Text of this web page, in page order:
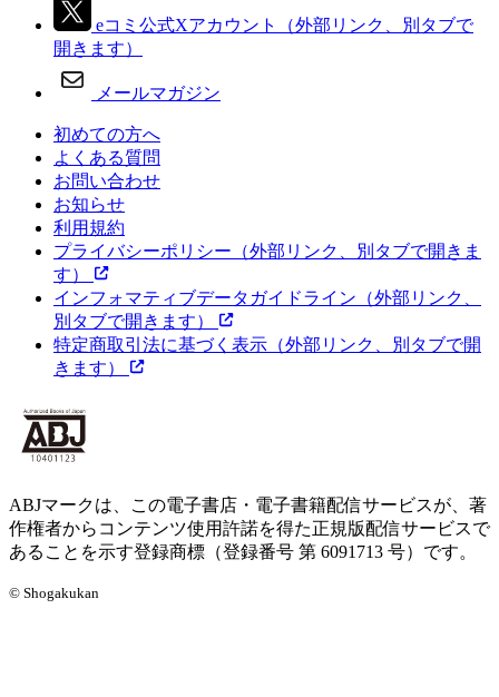
eコミ公式Xアカウント
（外部リンク、別タブで
開きます）
メールマガジン
初めての方へ
よくある質問
お問い合わせ
お知らせ
利用規約
プライバシーポリシー （外部リンク、別タブで開きま
す）
インフォマティブデータガイドライン （外部リンク、
別タブで開きます）
特定商取引法に基づく表示 （外部リンク、別タブで開
きます）
ABJマークは、この電子書店・電子書籍配信サービスが、著
作権者からコンテンツ使用許諾を得た正規版配信サービスで
あることを示す登録商標（登録番号 第 6091713 号）です。
© Shogakukan